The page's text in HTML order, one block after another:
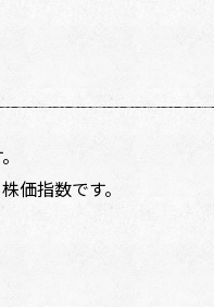
価指数です。